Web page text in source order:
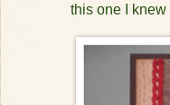
this one I